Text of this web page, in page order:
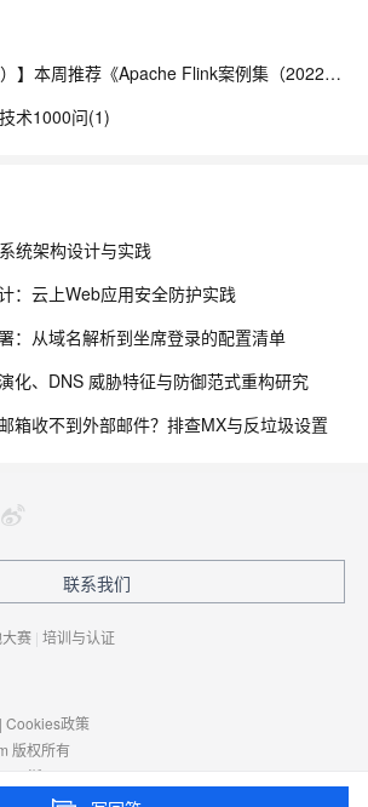
【藏经阁一起读（27）】本周推荐《Apache Flink案例集（2022版）》，你有哪些心得？
术1000问(1)
统架构设计与实践
：云上Web应用安全防护实践
：从域名解析到坐席登录的配置清单
化、DNS 威胁特征与防御范式重构研究
箱收不到外部邮件？排查MX与反垃圾设置
联系我们
赛 | 培训与认证
| Cookies政策
版权所有
： 浙B2-20080101
浙D3-20210002